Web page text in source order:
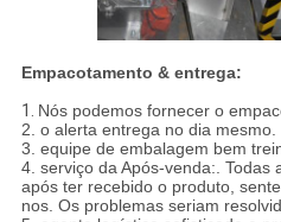
Empacotamento & entrega:
1. Nós podemos fornecer o
2. o alerta entrega no dia mesmo.
3. equipe de embalagem bem
4. serviço da Após-venda:. Todas
após ter recebido o produto,
nos. Os problemas seriam